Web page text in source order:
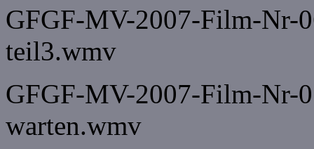
GFGF-MV-2007-Film-Nr-
teil3.wmv
GFGF-MV-2007-Film-Nr-
warten.wmv